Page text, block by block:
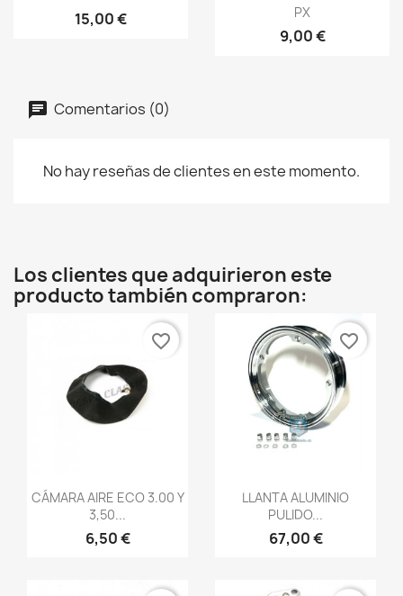
15,00 €
PX
9,00 €
Comentarios (0)
No hay reseñas de clientes en este momento.
Los clientes que adquirieron este
producto también compraron:
Vista rápida
CÁMARA AIRE ECO 3.00 Y
3,50...
6,50 €
favorite_border
Vista rápida
LLANTA ALUMINIO
PULIDO...
67,00 €
favorite_border